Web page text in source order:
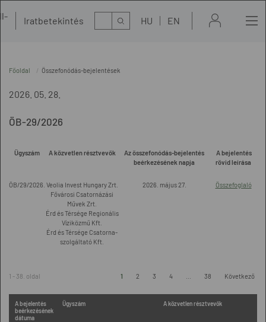
Iratbetekintés Kereső HU EN
Főoldal Összefonódás-bejelentések
2026. 05. 28.
ÖB-29/2026
Ügyszám A közvetlen résztvevők
Az összefonódás-bejelentés
beérkezésének napja
A bejelentés
rövid leírása
ÖB/29/2026. Veolia Invest Hungary Zrt.
Fővárosi Csatornázási
Művek Zrt.
Érd és Térsége Regionális
Víziközmű Kft.
Érd és Térsége Csatorna-
szolgáltató Kft.
2026. május 27. Összefoglaló
1 - 38. oldal 1 2 3 4 38 Következő
A bejelentés
beérkezésének
dátuma
Ügyszám A közvetlen résztvevők